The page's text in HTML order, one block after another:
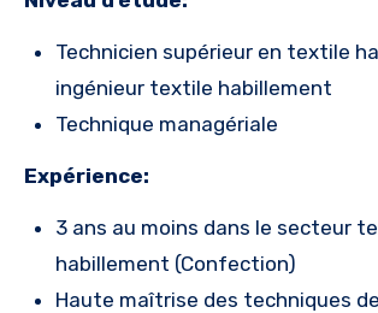
Technicien supérieur en textile
ingénieur textile habillement
Technique managériale
Expérience:
3 ans au moins dans le secteur
habillement (Confection)
Haute maîtrise des techniques de